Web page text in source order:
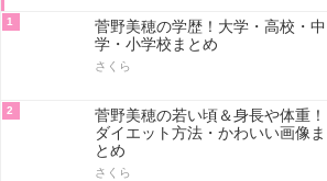
1
菅野美穂の学歴！大学・高校・中
学・小学校まとめ
さくら
2
菅野美穂の若い頃＆身長や体重！
ダイエット方法・かわいい画像ま
とめ
さくら